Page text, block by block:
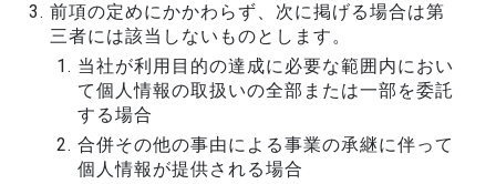
前項の定めにかかわらず、次に掲げる場合は第
三者には該当しないものとします。
当社が利用目的の達成に必要な範囲内におい
て個人情報の取扱いの全部または一部を委託
する場合
合併その他の事由による事業の承継に伴って
個人情報が提供される場合